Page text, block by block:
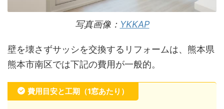
写真画像： YKKAP
壁を壊さずサッシを交換するリフォームは、熊本県
熊本市南区では下記の費用が一般的。
費用目安と工期（1窓あたり）